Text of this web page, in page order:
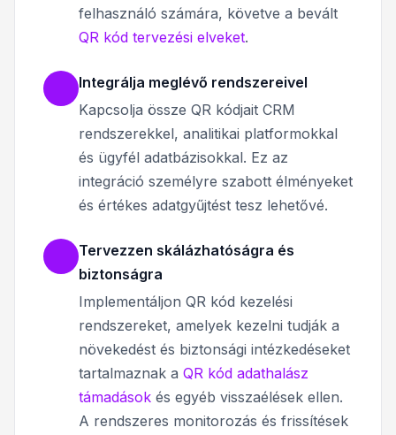
felhasználó számára, követve a bevált
QR kód tervezési elveket.
Integrálja meglévő rendszereivel
Kapcsolja össze QR kódjait CRM
rendszerekkel, analitikai platformokkal
és ügyfél adatbázisokkal. Ez az
integráció személyre szabott élményeket
és értékes adatgyűjtést tesz lehetővé.
Tervezzen skálázhatóságra és
biztonságra
Implementáljon QR kód kezelési
rendszereket, amelyek kezelni tudják a
növekedést és biztonsági intézkedéseket
tartalmaznak a QR kód adathalász
támadások és egyéb visszaélések ellen.
A rendszeres monitorozás és frissítések